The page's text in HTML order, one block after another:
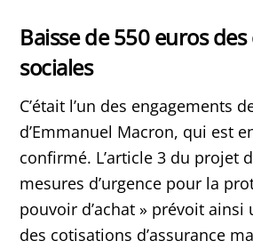
Baisse de 550 euros
sociales
C’était l’un des engagements
d’Emmanuel Macron, qui est
confirmé. L’article 3 du projet
mesures d’urgence pour la
pouvoir d’achat » prévoit
des cotisations d’assurance